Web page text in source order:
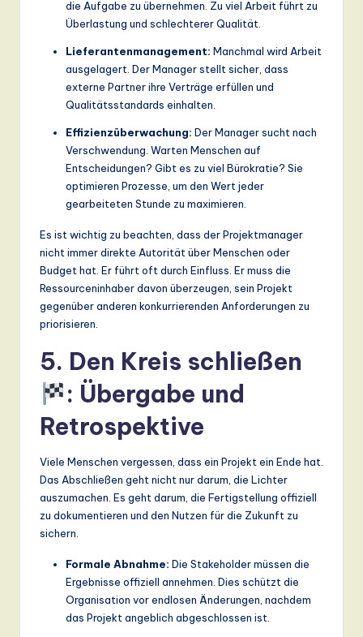
die Aufgabe zu übernehmen. Zu viel Arbeit führt zu
Überlastung und schlechterer Qualität.
Lieferantenmanagement: Manchmal wird Arbeit
ausgelagert. Der Manager stellt sicher, dass
externe Partner ihre Verträge erfüllen und
Qualitätsstandards einhalten.
Effizienzüberwachung: Der Manager sucht nach
Verschwendung. Warten Menschen auf
Entscheidungen? Gibt es zu viel Bürokratie? Sie
optimieren Prozesse, um den Wert jeder
gearbeiteten Stunde zu maximieren.
Es ist wichtig zu beachten, dass der Projektmanager
nicht immer direkte Autorität über Menschen oder
Budget hat. Er führt oft durch Einfluss. Er muss die
Ressourceninhaber davon überzeugen, sein Projekt
gegenüber anderen konkurrierenden Anforderungen zu
priorisieren.
5. Den Kreis schließen
: Übergabe und
Retrospektive
Viele Menschen vergessen, dass ein Projekt ein Ende hat.
Das Abschließen geht nicht nur darum, die Lichter
auszumachen. Es geht darum, die Fertigstellung offiziell
zu dokumentieren und den Nutzen für die Zukunft zu
sichern.
Formale Abnahme: Die Stakeholder müssen die
Ergebnisse offiziell annehmen. Dies schützt die
Organisation vor endlosen Änderungen, nachdem
das Projekt angeblich abgeschlossen ist.